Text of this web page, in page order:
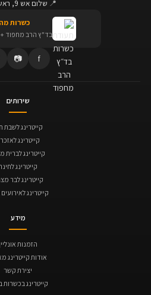
📍 שלום אש 9, ראשון לציון
כשרות
בד"ץ הרב מחפוד
f
📷
שירותים
קייטרינג לשבת
קייטרינג
קייטרינג לברית
קייטרינג
קייטרינג לבר
קייטרינג
מידע
הזמנות אונליין
אודות קייטרינג
יצירת קשר
קייטרינג